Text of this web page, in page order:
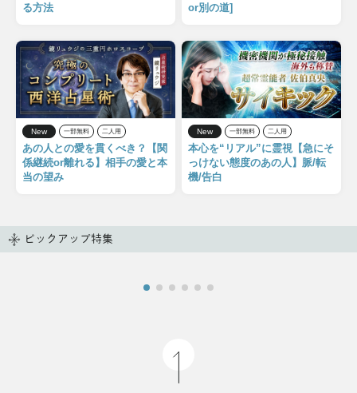
る方法
or別の道]
New 一部無料 二人用
あの人との愛を貫くべき？【関
係継続or離れる】相手の愛と本
当の望み
New 一部無料 二人用
本心を“リアル”に霊視【急にそ
っけない態度のあの人】脈/転
機/告白
ピックアップ特集